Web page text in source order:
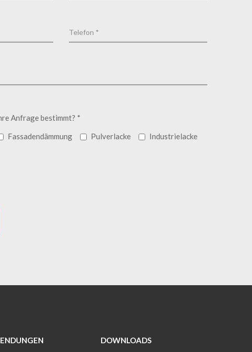
Anfrage bestimmt? *
Fassadendämmung Pulverlacke
Industrielacke
DOWNLOADS